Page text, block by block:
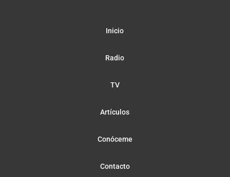
Inicio
Radio
TV
Artículos
Conóceme
Contacto